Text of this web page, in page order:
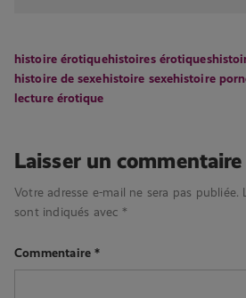
histoire érotiquehistoires érotiques
histoire de sexehistoire sexehistoire
lecture érotique
Laisser un commentaire
Votre adresse e-mail ne sera pas publiée.
sont indiqués avec *
Commentaire*